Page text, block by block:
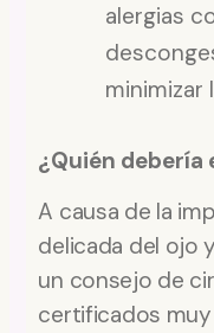
alergias
minimizar
¿Quién debería
A causa de la
delicada del ojo
un consejo de
certificados